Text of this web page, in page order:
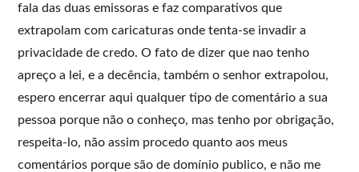
fala das duas emissoras e faz comparativos que
extrapolam com caricaturas onde tenta-se invadir a
privacidade de credo. O fato de dizer que nao tenho
apreço a lei, e a decência, também o senhor extrapolou,
espero encerrar aqui qualquer tipo de comentário a sua
pessoa porque não o conheço, mas tenho por obrigação,
respeita-lo, não assim procedo quanto aos meus
comentários porque são de domínio publico, e não me